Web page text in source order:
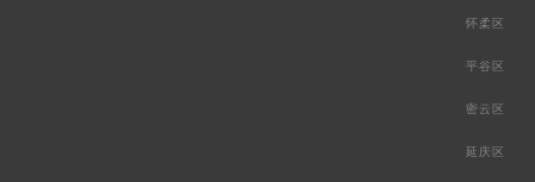
怀柔区
平谷区
密云区
延庆区